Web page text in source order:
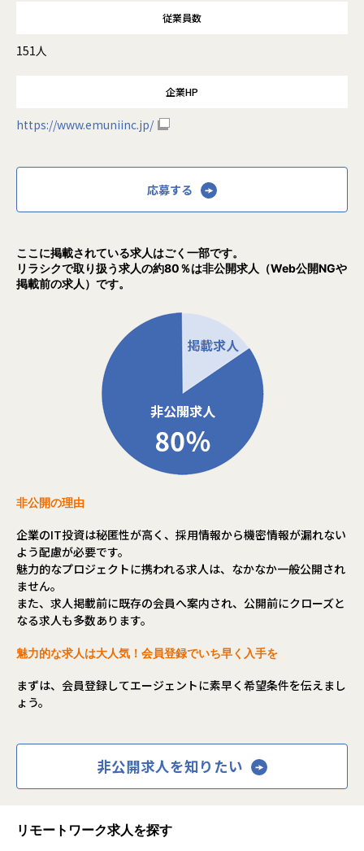
従業員数
151人
企業HP
https://www.emuniinc.jp/
応募する
ここに掲載されている求人はごく一部です。
リラシクで取り扱う求人の約80％は非公開求人（Web公開NGや
掲載前の求人）です。
非公開の理由
企業のIT投資は秘匿性が高く、採用情報から機密情報が漏れない
よう配慮が必要です。
魅力的なプロジェクトに携われる求人は、なかなか一般公開され
ません。
また、求人掲載前に既存の会員へ案内され、公開前にクローズと
なる求人も多数あります。
魅力的な求人は大人気！会員登録でいち早く入手を
まずは、会員登録してエージェントに素早く希望条件を伝えまし
ょう。
非公開求人を知りたい
リモートワーク求人を探す